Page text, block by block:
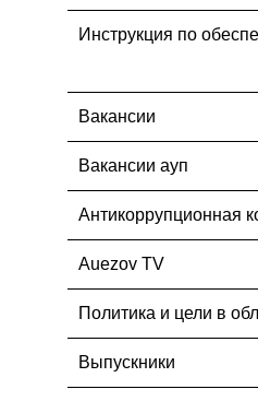
Инструкция по
Вакансии
Вакансии ауп
Антикоррупционная
Auezov TV
Политика и цели в
Выпускники